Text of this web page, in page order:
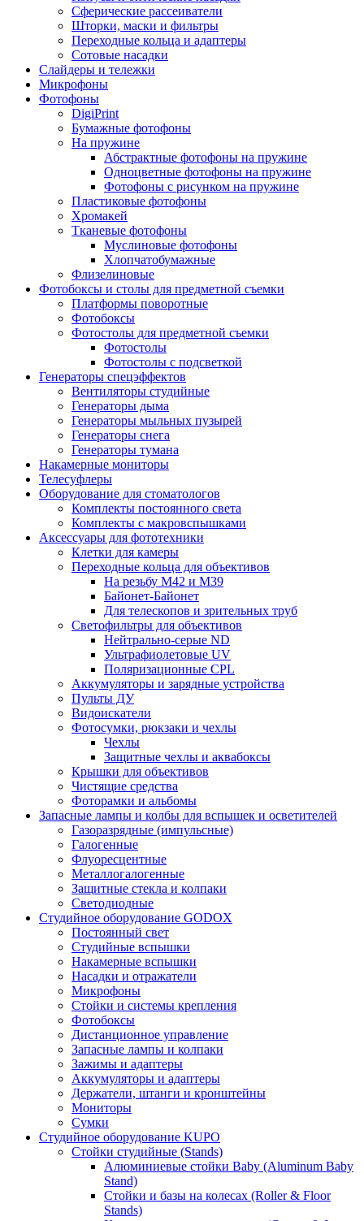
Сферические рассеиватели
Шторки, маски и фильтры
Переходные кольца и адаптеры
Сотовые насадки
Слайдеры и тележки
Микрофоны
Фотофоны
DigiPrint
Бумажные фотофоны
На пружине
Абстрактные фотофоны на пружине
Одноцветные фотофоны на пружине
Фотофоны с рисунком на пружине
Пластиковые фотофоны
Хромакей
Тканевые фотофоны
Муслиновые фотофоны
Хлопчатобумажные
Флизелиновые
Фотобоксы и столы для предметной съемки
Платформы поворотные
Фотобоксы
Фотостолы для предметной съемки
Фотостолы
Фотостолы с подсветкой
Генераторы спецэффектов
Вентиляторы студийные
Генераторы дыма
Генераторы мыльных пузырей
Генераторы снега
Генераторы тумана
Накамерные мониторы
Телесуфлеры
Оборудование для стоматологов
Комплекты постоянного света
Комплекты с макровспышками
Аксессуары для фототехники
Клетки для камеры
Переходные кольца для объективов
На резьбу М42 и М39
Байонет-Байонет
Для телескопов и зрительных труб
Светофильтры для объективов
Нейтрально-серые ND
Ультрафиолетовые UV
Поляризационные CPL
Аккумуляторы и зарядные устройства
Пульты ДУ
Видоискатели
Фотосумки, рюкзаки и чехлы
Чехлы
Защитные чехлы и аквабоксы
Крышки для объективов
Чистящие средства
Фоторамки и альбомы
Запасные лампы и колбы для вспышек и осветителей
Газоразрядные (импульсные)
Галогенные
Флуоресцентные
Металлогалогенные
Защитные стекла и колпаки
Светодиодные
Студийное оборудование GODOX
Постоянный свет
Студийные вспышки
Накамерные вспышки
Насадки и отражатели
Микрофоны
Стойки и системы крепления
Фотобоксы
Дистанционное управление
Запасные лампы и колпаки
Зажимы и адаптеры
Аккумуляторы и адаптеры
Держатели, штанги и кронштейны
Мониторы
Сумки
Студийное оборудование KUPO
Стойки студийные (Stands)
Алюминиевые стойки Baby (Aluminum Baby
Stand)
Стойки и базы на колесах (Roller & Floor
Stands)